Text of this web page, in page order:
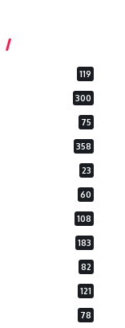
119
300
75
358
23
60
108
183
82
121
78